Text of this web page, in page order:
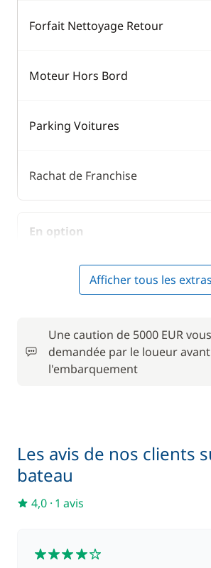
Forfait Nettoyage Retour
Moteur Hors Bord
Parking Voitures
Rachat de Franchise
En option
Hôtesse (repas non inclus)
Nuit à bord la veille de
Skipper (repas non inclus)
Afficher tous les extras
Une caution de 5000 EUR
demandée par le loueur avant
l'embarquement
Les avis de nos clients
bateau
4,0 · 1 avis